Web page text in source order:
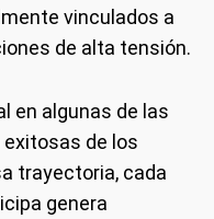
vinculados a
de alta tensión.
en algunas de las
de los
trayectoria, cada
genera